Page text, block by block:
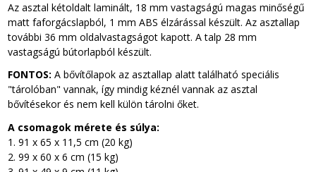
Az asztal kétoldalt laminált, 18 mm vastagságú magas minőségű
matt faforgácslapból, 1 mm ABS élzárással készült. Az asztallap
további 36 mm oldalvastagságot kapott. A talp 28 mm
vastagságú bútorlapból készült.
FONTOS: A bővítőlapok az asztallap alatt található speciális
"tárolóban" vannak, így mindig kéznél vannak az asztal
bővítésekor és nem kell külön tárolni őket.
A csomagok mérete és súlya:
1. 91 x 65 x 11,5 cm (20 kg)
2. 99 x 60 x 6 cm (15 kg)